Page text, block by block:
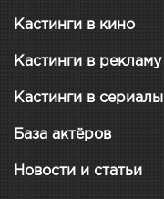
Кастинги в кино
Кастинги в рекламу
Кастинги в сериалы
База актёров
Новости и статьи